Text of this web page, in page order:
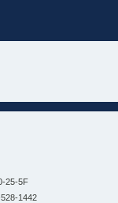
25-5F
1442